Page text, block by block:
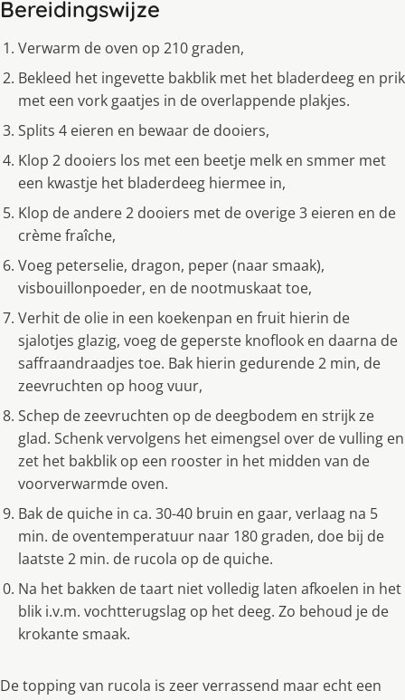
Bereidingswijze
Verwarm de oven op 210 graden,
Bekleed het ingevette bakblik met het bladerdeeg en prik
met een vork gaatjes in de overlappende plakjes.
Splits 4 eieren en bewaar de dooiers,
Klop 2 dooiers los met een beetje melk en smmer met
een kwastje het bladerdeeg hiermee in,
Klop de andere 2 dooiers met de overige 3 eieren en de
crème fraîche,
Voeg peterselie, dragon, peper (naar smaak),
visbouillonpoeder, en de nootmuskaat toe,
Verhit de olie in een koekenpan en fruit hierin de
sjalotjes glazig, voeg de geperste knoflook en daarna de
saffraandraadjes toe. Bak hierin gedurende 2 min, de
zeevruchten op hoog vuur,
Schep de zeevruchten op de deegbodem en strijk ze
glad. Schenk vervolgens het eimengsel over de vulling en
zet het bakblik op een rooster in het midden van de
voorverwarmde oven.
Bak de quiche in ca. 30-40 bruin en gaar, verlaag na 5
min. de oventemperatuur naar 180 graden, doe bij de
laatste 2 min. de rucola op de quiche.
Na het bakken de taart niet volledig laten afkoelen in het
blik i.v.m. vochtterugslag op het deeg. Zo behoud je de
krokante smaak.
De topping van rucola is zeer verrassend maar echt een